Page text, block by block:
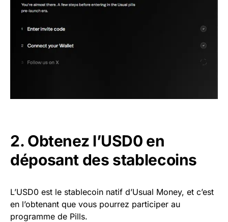
2. Obtenez l’USD0 en
déposant des stablecoins
L’USD0 est le stablecoin natif d’Usual Money, et c’est
en l’obtenant que vous pourrez participer au
programme de Pills.